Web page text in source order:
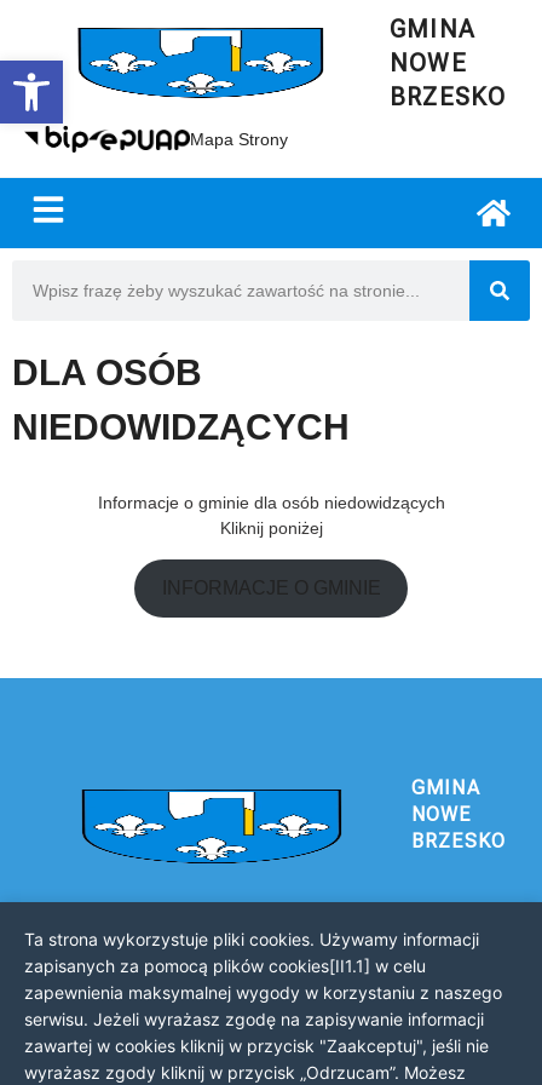
Open toolbar
GMINA
NOWE
BRZESKO
Mapa Strony
DLA OSÓB
NIEDOWIDZĄCYCH
Informacje o gminie dla osób niedowidzących
Kliknij poniżej
INFORMACJE O GMINIE
GMINA
NOWE
BRZESKO
Urząd Gminy i Miasta Nowe Brzesko
32-120 Nowe Brzesko
ul. Krakowska 44
KONTAKT Z URZĘDEM
Ta strona wykorzystuje pliki cookies. Używamy informacji
zapisanych za pomocą plików cookies[II1.1] w celu
zapewnienia maksymalnej wygody w korzystaniu z naszego
serwisu. Jeżeli wyrażasz zgodę na zapisywanie informacji
zawartej w cookies kliknij w przycisk "Zaakceptuj", jeśli nie
wyrażasz zgody kliknij w przycisk „Odrzucam”. Możesz